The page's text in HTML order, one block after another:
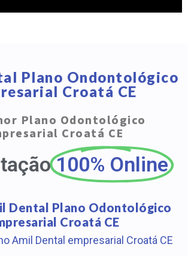
Plano Ondontológico
Croatá CE
Plano Odontológico
Croatá CE
100% Online
Dental Plano Odontológico
Croatá CE
Amil Dental empresarial Croatá CE